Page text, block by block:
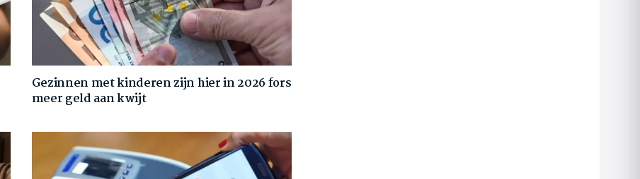
Gezinnen met kinderen zijn hier in 2026 fors
meer geld aan kwijt